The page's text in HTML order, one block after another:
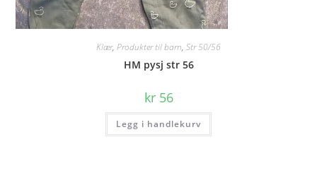
Klær, Produkter til barn, Str 50/56
HM pysj str 56
kr56
Legg i handlekurv